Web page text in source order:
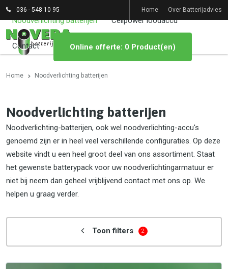
036 - 548 10 95 Home Over Batterijadvies
Noodverlichting batterijen Cellpower loodaccu
Contact Online offerte: 0 Product(en)
Home Noodverlichting batterijen
Noodverlichting batterijen
Noodverlichting-batterijen, ook wel noodverlichting-accu's
genoemd zijn er in heel veel verschillende configuraties. Op deze
website vindt u een heel groot deel van ons assortiment. Staat
het gewenste batterypack voor uw noodverlichtingarmatuur er
niet bij neem dan geheel vrijblijvend contact met ons op. We
helpen u graag verder.
Toon filters 2